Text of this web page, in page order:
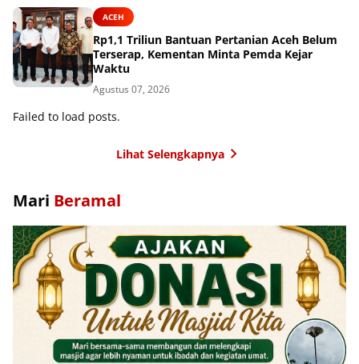
ACEH
Rp1,1 Triliun Bantuan Pertanian Aceh Belum
Terserap, Kementan Minta Pemda Kejar
Waktu
Agustus 07, 2026
Failed to load posts.
Lihat Selengkapnya
Mari Beramal